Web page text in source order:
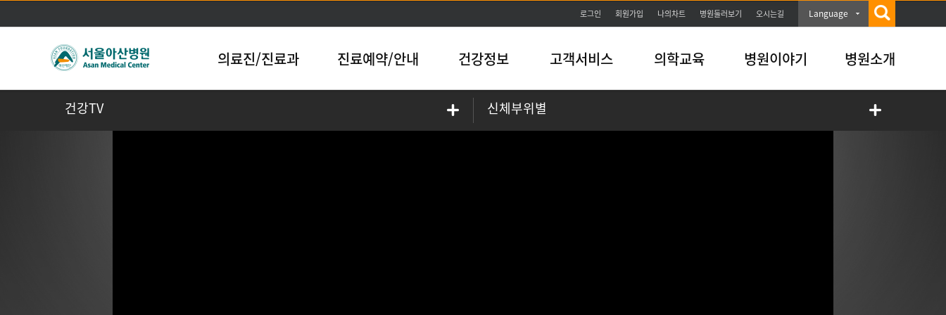
본문바로가기
로그인 회원가입 나의차트 병원둘러보기 오시는길 Language
의료진/진료과 진료예약/안내 건강정보 고객서비스 의학교육 병원이야기 병원소개
건강TV 신체부위별